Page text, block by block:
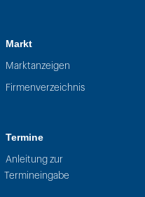
Markt
Marktanzeigen
Firmenverzeichnis
Termine
Anleitung zur
Termineingabe